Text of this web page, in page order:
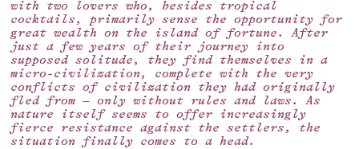
with two lovers who, besides tropical
cocktails, primarily sense the opportunity for
great wealth on the island of fortune. After
just a few years of their journey into
supposed solitude, they find themselves in a
micro-civilization, complete with the very
conflicts of civilization they had originally
fled from – only without rules and laws. As
nature itself seems to offer increasingly
fierce resistance against the settlers, the
situation finally comes to a head.